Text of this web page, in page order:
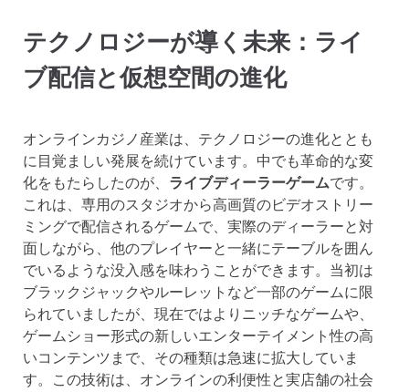
テクノロジーが導く未来：ライ
ブ配信と仮想空間の進化
オンラインカジノ産業は、テクノロジーの進化ととも
に目覚ましい発展を続けています。中でも革命的な変
化をもたらしたのが、 ライブディーラーゲームです。
これは、専用のスタジオから高画質のビデオストリー
ミングで配信されるゲームで、実際のディーラーと対
面しながら、他のプレイヤーと一緒にテーブルを囲ん
でいるような没入感を味わうことができます。当初は
ブラックジャックやルーレットなど一部のゲームに限
られていましたが、現在ではよりニッチなゲームや、
ゲームショー形式の新しいエンターテイメント性の高
いコンテンツまで、その種類は急速に拡大していま
す。この技術は、オンラインの利便性と実店舗の社会